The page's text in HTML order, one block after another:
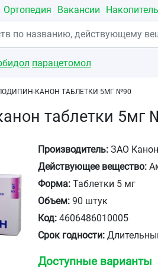
Ортопедия Вакансии
парацетомол
КАНОН ТАБЛЕТКИ 5МГ №90
таблетки 5мг
Производитель: ЗАО
Действующее вещество:
Форма: Таблетки 5 мг
Объем: 90 штук
Код: 4606486010005
Срок годности:
Доступные варианты